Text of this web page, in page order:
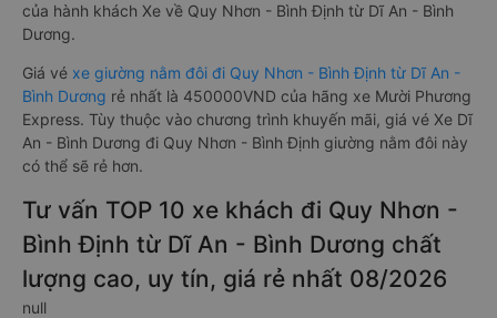
của hành khách Xe về Quy Nhơn - Bình Định từ Dĩ An - Bình
Dương.
Giá vé xe giường nằm đôi đi Quy Nhơn - Bình Định từ Dĩ An -
Bình Dương rẻ nhất là 450000VND của hãng xe Mười Phương
Express. Tùy thuộc vào chương trình khuyến mãi, giá vé Xe Dĩ
An - Bình Dương đi Quy Nhơn - Bình Định giường nằm đôi này
có thể sẽ rẻ hơn.
Tư vấn TOP 10 xe khách đi Quy Nhơn -
Bình Định từ Dĩ An - Bình Dương chất
lượng cao, uy tín, giá rẻ nhất 08/2026
null